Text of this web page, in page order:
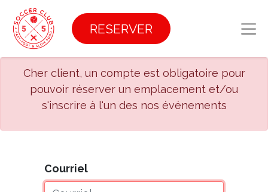
RESERVER
Cher client, un compte est obligatoire pour
pouvoir réserver un emplacement et/ou
s'inscrire à l'un des nos événements
Courriel